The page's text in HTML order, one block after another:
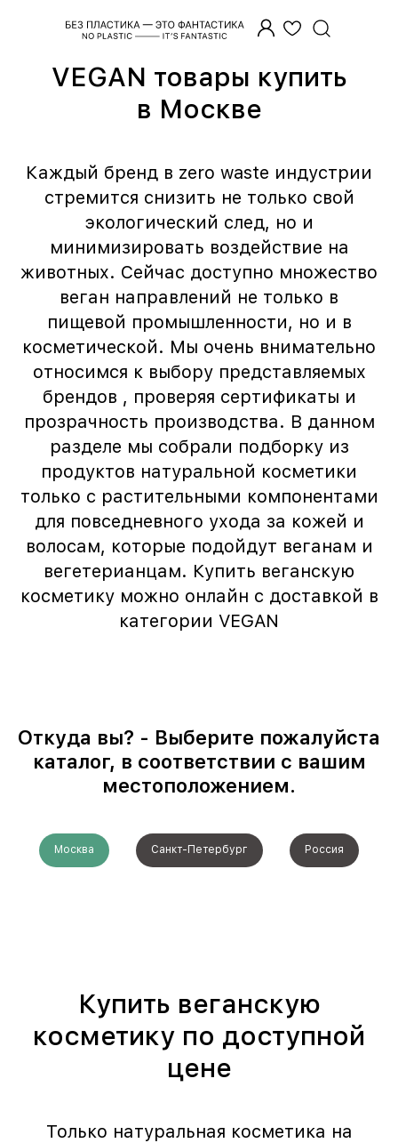
/ Vegan товары / Vegan товары в Мск
VEGAN товары купить
в Москве
Каждый бренд в zero waste индустрии
стремится снизить не только свой
экологический след, но и
минимизировать воздействие на
животных. Сейчас доступно множество
веган направлений не только в
пищевой промышленности, но и в
косметической. Мы очень внимательно
относимся к выбору представляемых
брендов , проверяя сертификаты и
прозрачность производства. В данном
разделе мы собрали подборку из
продуктов натуральной косметики
только с растительными компонентами
для повседневного ухода за кожей и
волосам, которые подойдут веганам и
вегетерианцам. Купить веганскую
косметику можно онлайн с доставкой в
категории VEGAN
Откуда вы? - Выберите пожалуйста
каталог, в соответствии с вашим
местоположением.
Москва Санкт-Петербург Россия
Купить веганскую
косметику по доступной
цене
Только натуральная косметика на